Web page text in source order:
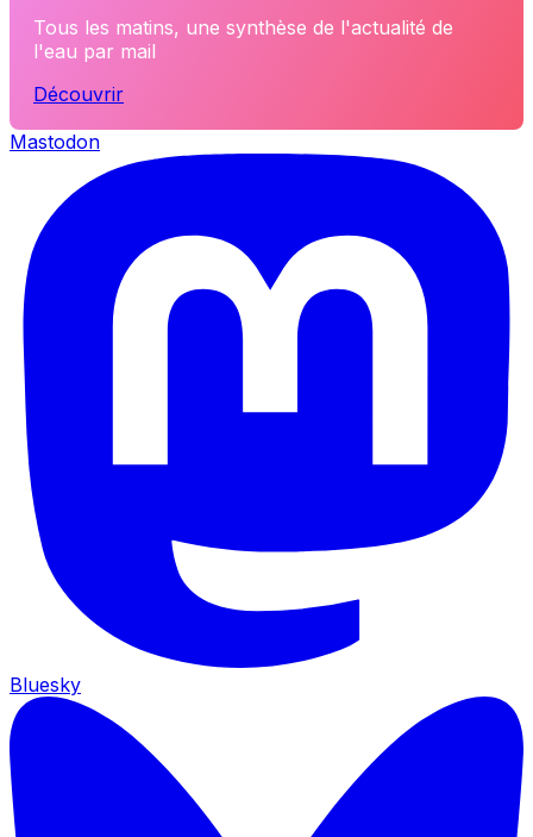
Tous les matins, une synthèse de l'actualité de
l'eau par mail
Découvrir
Mastodon
Bluesky